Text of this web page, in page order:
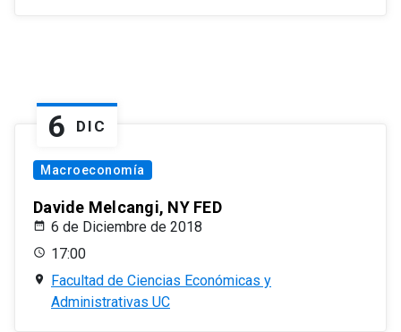
6 DIC
Macroeconomía
Davide Melcangi, NY FED
6 de Diciembre de 2018
17:00
Facultad de Ciencias Económicas y
Administrativas UC